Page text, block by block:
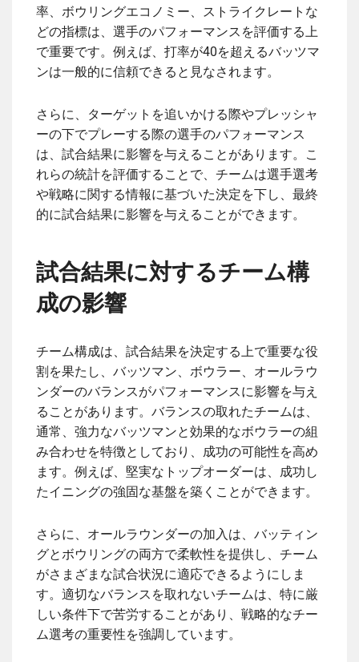
率、ボウリングエコノミー、ストライクレートな
どの指標は、選手のパフォーマンスを評価する上
で重要です。例えば、打率が40を超えるバッツマ
ンは一般的に信頼できると見なされます。
さらに、ターゲットを追いかける際やプレッシャ
ーの下でプレーする際の選手のパフォーマンス
は、試合結果に影響を与えることがあります。こ
れらの統計を評価することで、チームは選手選考
や戦略に関する情報に基づいた決定を下し、最終
的に試合結果に影響を与えることができます。
試合結果に対するチーム構
成の影響
チーム構成は、試合結果を決定する上で重要な役
割を果たし、バッツマン、ボウラー、オールラウ
ンダーのバランスがパフォーマンスに影響を与え
ることがあります。バランスの取れたチームは、
通常、強力なバッツマンと効果的なボウラーの組
み合わせを特徴としており、成功の可能性を高め
ます。例えば、堅実なトップオーダーは、成功し
たイニングの強固な基盤を築くことができます。
さらに、オールラウンダーの加入は、バッティン
グとボウリングの両方で柔軟性を提供し、チーム
がさまざまな試合状況に適応できるようにしま
す。適切なバランスを取れないチームは、特に厳
しい条件下で苦労することがあり、戦略的なチー
ム選考の重要性を強調しています。